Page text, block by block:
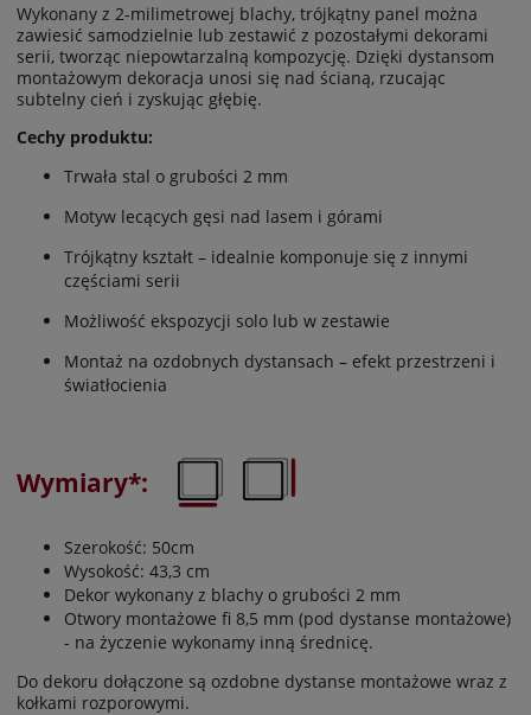
Wykonany z 2-milimetrowej blachy, trójkątny panel można
zawiesić samodzielnie lub zestawić z pozostałymi dekorami
serii, tworząc niepowtarzalną kompozycję. Dzięki dystansom
montażowym dekoracja unosi się nad ścianą, rzucając
subtelny cień i zyskując głębię.
Cechy produktu:
Trwała stal o grubości 2 mm
Motyw lecących gęsi nad lasem i górami
Trójkątny kształt – idealnie komponuje się z innymi
częściami serii
Możliwość ekspozycji solo lub w zestawie
Montaż na ozdobnych dystansach – efekt przestrzeni i
światłocienia
Wymiary*:
Szerokość: 50cm
Wysokość: 43,3 cm
Dekor wykonany z blachy o grubości 2 mm
Otwory montażowe fi 8,5 mm (pod dystanse montażowe)
- na życzenie wykonamy inną średnicę.
Do dekoru dołączone są ozdobne dystanse montażowe wraz z
kołkami rozporowymi.